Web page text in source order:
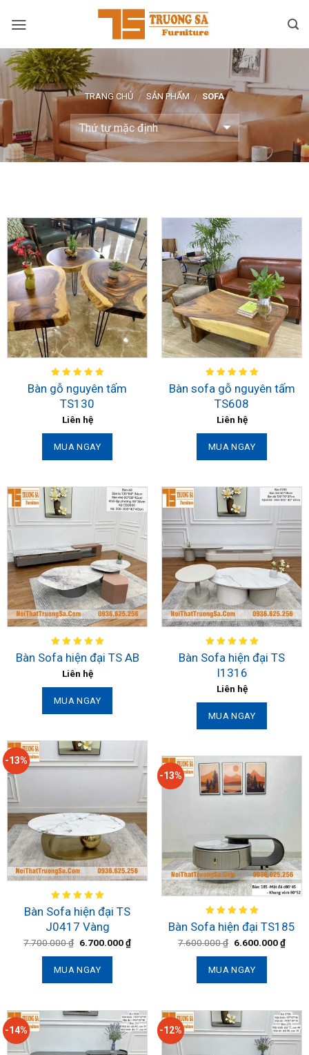
TRANG CHỦ / SẢN PHẨM / SOFA
Bàn gỗ nguyên tấm
TS130
Liên hệ
MUA NGAY
Bàn sofa gỗ nguyên tấm
TS608
Liên hệ
MUA NGAY
Bàn Sofa hiện đại TS AB
Liên hệ
MUA NGAY
Bàn Sofa hiện đại TS
I1316
Liên hệ
MUA NGAY
-13%
Bàn Sofa hiện đại TS
J0417 Vàng
7.700.000₫ 6.700.000₫
MUA NGAY
-13%
Bàn Sofa hiện đại TS185
7.600.000₫ 6.600.000₫
MUA NGAY
-14% -12%